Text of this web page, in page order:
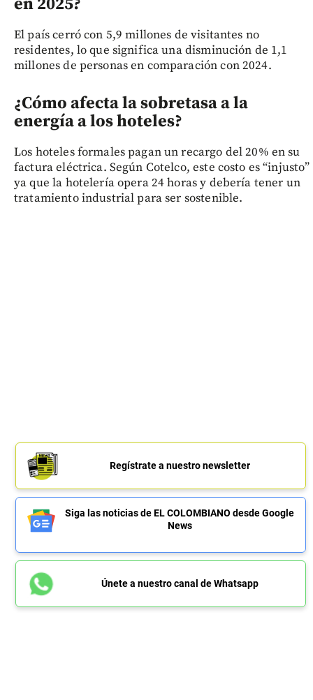
en 2025?
El país cerró con 5,9 millones de visitantes no
residentes, lo que significa una disminución de 1,1
millones de personas en comparación con 2024.
¿Cómo afecta la sobretasa a la
energía a los hoteles?
Los hoteles formales pagan un recargo del 20% en su
factura eléctrica. Según Cotelco, este costo es “injusto”
ya que la hotelería opera 24 horas y debería tener un
tratamiento industrial para ser sostenible.
Regístrate a nuestro newsletter
Siga las noticias de EL COLOMBIANO desde Google
News
Únete a nuestro canal de Whatsapp